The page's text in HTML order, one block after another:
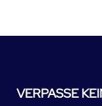
VERPASSE